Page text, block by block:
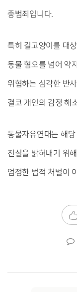
중범죄입니다.
특히 길고양이를 대
동물 혐오를 넘어 약
위협하는 심각한 반
결코 개인의 감정 해
동물자유연대는 해
진실을 밝혀내기 위
엄정한 법적 처벌이